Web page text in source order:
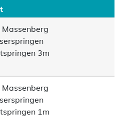
Massenberg
3m
Massenberg
1m